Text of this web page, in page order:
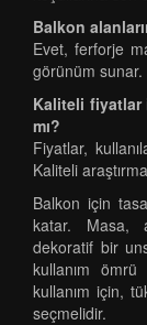
Balkon
Evet, ferforje
görünüm sunar.
Kaliteli fiyatlar
mı?
Fiyatlar,
Kaliteli
Balkon için
katar. Masa,
dekoratif bir
kullanım
kullanım için,
seçmelidir.